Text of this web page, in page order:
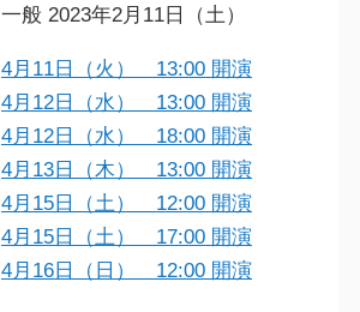
一般 2023年2月11日（土）
4月11日（火） 13:00 開演
4月12日（水） 13:00 開演
4月12日（水） 18:00 開演
4月13日（木） 13:00 開演
4月15日（土） 12:00 開演
4月15日（土） 17:00 開演
4月16日（日） 12:00 開演